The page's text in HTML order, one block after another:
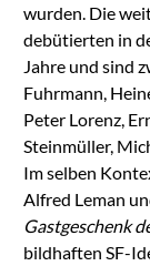
wurden. Die
debütierten in
Jahre und sind
Fuhrmann,
Peter Lorenz,
Steinmüller,
Im selben
Alfred Leman
Gastgeschenk
bildhaften SF-